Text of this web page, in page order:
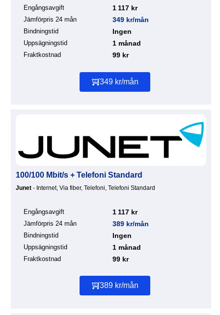
Engångsavgift 1 117 kr
Jämförpris 24 mån 349 kr/mån
Bindningstid Ingen
Uppsägningstid 1 månad
Fraktkostnad 99 kr
349 kr/mån
100/100 Mbit/s + Telefoni Standard
Junet - Internet, Via fiber, Telefoni, Telefoni Standard
Engångsavgift 1 117 kr
Jämförpris 24 mån 389 kr/mån
Bindningstid Ingen
Uppsägningstid 1 månad
Fraktkostnad 99 kr
389 kr/mån